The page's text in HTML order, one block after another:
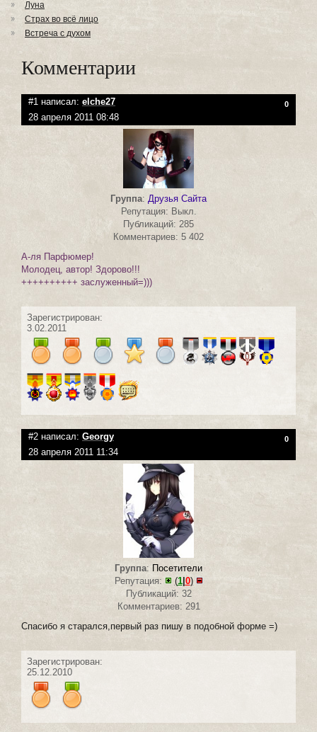
Луна
Страх во всё лицо
Встреча с духом
Комментарии
#1 написал: elche27 0
28 апреля 2011 08:48
Группа: Друзья Сайта
Репутация: Выкл.
Публикаций: 285
Комментариев: 5 402
А-ля Парфюмер!
Молодец, автор! Здорово!!!
++++++++++ заслуженный=)))
Зарегистрирован:
3.02.2011
#2 написал: Georgy 0
28 апреля 2011 11:34
Группа: Посетители
Репутация:
(1| 0)
Публикаций: 32
Комментариев: 291
Спасибо я старался,первый раз пишу в подобной форме =)
Зарегистрирован:
25.12.2010